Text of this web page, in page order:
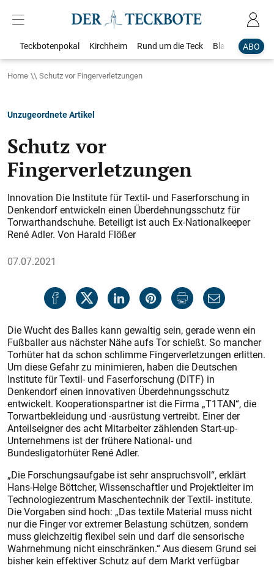
ABO
Teckbotenpokal Kirchheim Rund um die Teck Blaulicht
Home Schutz vor Fingerverletzungen
Unzugeordnete Artikel
Schutz vor
Fingerverletzungen
Innovation Die Institute für Textil- und Faserforschung in
Denkendorf entwickeln einen Überdehnungsschutz für
Torwarthandschuhe. Beteiligt ist auch Ex-Nationalkeeper
René Adler. Von Harald Flößer
07.07.2021
Die Wucht des Balles kann gewaltig sein, gerade wenn ein
Fußballer aus nächster Nähe aufs Tor schießt. So mancher
Torhüter hat da schon schlimme Fingerverletzungen erlitten.
Um diese Gefahr zu minimieren, haben die Deutschen
Institute für Textil- und Faserforschung (DITF) in
Denkendorf einen innovativen Überdehnungsschutz
entwickelt. Kooperationspartner ist die Firma „T1TAN“, die
Torwartbekleidung und -ausrüstung vertreibt. Einer der
Anteilseigner des acht Mitarbeiter zählenden Start-up-
Unternehmens ist der frühere National- und
Bundesligatorhüter René Adler.
„Die Forschungsaufgabe ist sehr anspruchsvoll“, erklärt
Hans-Helge Böttcher, Wissenschaftler und Projektleiter im
Technologiezentrum Maschentechnik der Textil- institute.
Die Vorgaben sind hoch: „Das textile Material muss nicht
nur die Finger vor extremer Belastung schützen, sondern
muss gleichzeitig flexibel sein und darf die sensorische
Wahrnehmung nicht einschränken.“ Aus diesem Grund sei
bisher kein effektiver Schutz auf dem Markt verfügbar